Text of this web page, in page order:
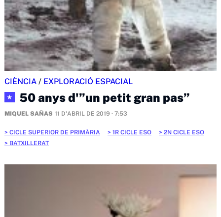
CIÈNCIA / EXPLORACIÓ ESPACIAL
★ 50 anys d'”un petit gran pas”
MIQUEL SAÑAS 11 D'ABRIL DE 2019 · 7:53
CICLE SUPERIOR DE PRIMÀRIA 1R CICLE ESO
2N CICLE ESO
BATXILLERAT